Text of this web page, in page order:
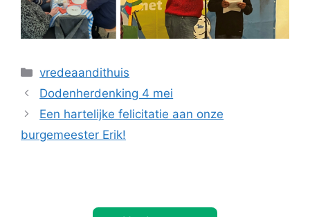
Categorieën
vredeaandithuis
Dodenherdenking 4 mei
Een hartelijke felicitatie aan onze
burgemeester Erik!